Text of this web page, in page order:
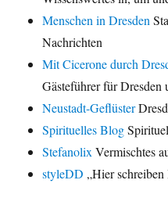
Menschen in Dresden
Nachrichten
Mit Cicerone durch
Gästeführer für Dresden
Neustadt-Geflüster
Spirituelles Blog
Stefanolix Vermischtes
styleDD „Hier